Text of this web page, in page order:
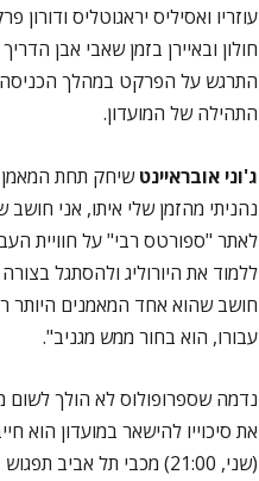
עוזריו ואסיליס יראגוטליס
חולון ובאיירן בזמן שאבי אבן
התרגש על הפרקט במהלך הכניסה
התהילה של המועדון.
ג'וני אובראיינט
נהניתי מהזמן שלי איתו, אני
לאתר "ספורטס רבי" על חוויית
ללמוד את היורוליג ולהסתגל
חושב שהוא אחד המאמנים היותר
עבורו, הוא בחור ממש מגניב".
נדמה שספרופולוס לא הולך לשום
את סיכוייו להישאר במועדון הוא
(שני, 21:00) מכבי תל